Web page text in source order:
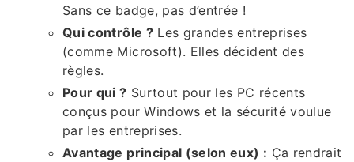
Sans ce badge, pas d’entrée !
Qui contrôle ?Les grandes entreprises
(comme Microsoft). Elles décident des
règles.
Pour qui ? Surtout pour les PC récents
conçus pour Windows et la sécurité voulue
par les entreprises.
Avantage principal (selon eux) : Ça rendrait